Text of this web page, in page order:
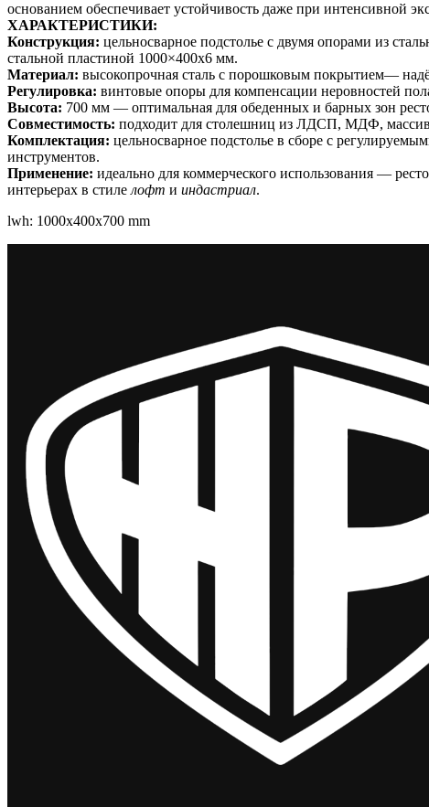
основанием обеспечивает устойчивость даже при интенсивной
ХАРАКТЕРИСТИКИ:
Конструкция: цельносварное подстолье с двумя опорами из
стальной пластиной 1000×400х6 мм.
Материал: высокопрочная сталь с порошковым покрытием—
Регулировка: винтовые опоры для компенсации неровностей
Высота: 700 мм — оптимальная для обеденных и барных зон
Совместимость: подходит для столешниц из ЛДСП, МДФ,
Комплектация: цельносварное подстолье в сборе с
инструментов.
Применение: идеально для коммерческого использования —
интерьерах в стиле лофт и индастриал.
lwh: 1000x400x700 mm